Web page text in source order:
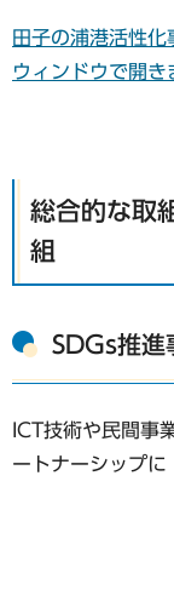
田子の浦港活性
ウィンドウで開き
総合的な取
組
SDGs推進
ICT技術や民間事
ートナーシップに